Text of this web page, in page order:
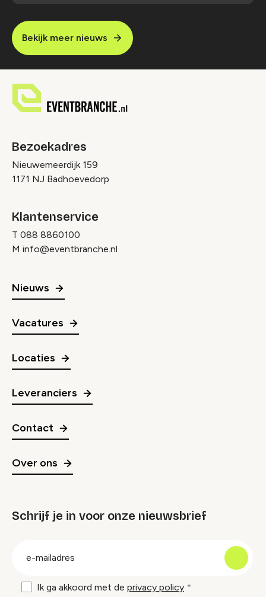
Bekijk meer nieuws
Bezoekadres
Nieuwemeerdijk 159
1171 NJ Badhoevedorp
Klantenservice
T 088 8860100
M info@eventbranche.nl
Nieuws
Vacatures
Locaties
Leveranciers
Contact
Over ons
Schrijf je in voor onze nieuwsbrief
Ik ga akkoord met de privacy policy